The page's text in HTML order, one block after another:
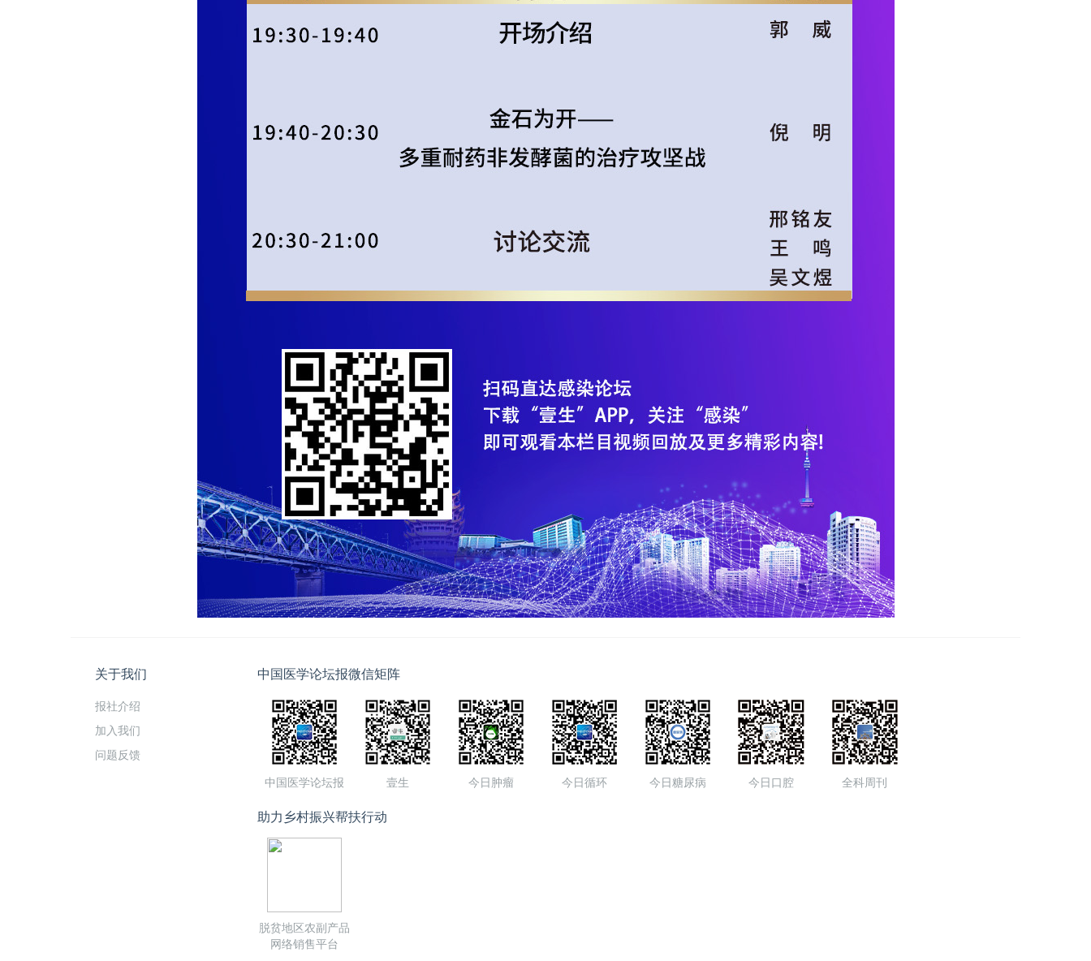
关于我们
报社介绍
加入我们
问题反馈
中国医学论坛报微信矩阵
中国医学论坛报 壹生 今日肿瘤 今日循环 今日糖尿病 今日口腔 全科周刊
助力乡村振兴帮扶行动
脱贫地区农副产品
网络销售平台